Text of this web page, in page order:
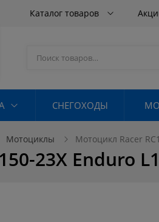
Каталог товаров
СНЕГОХОДЫ
Мотоциклы Мотоцикл Racer
23X Enduro